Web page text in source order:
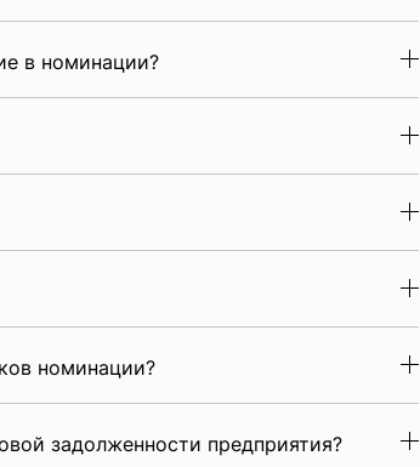
в номинации?
номинации?
задолженности предприятия?